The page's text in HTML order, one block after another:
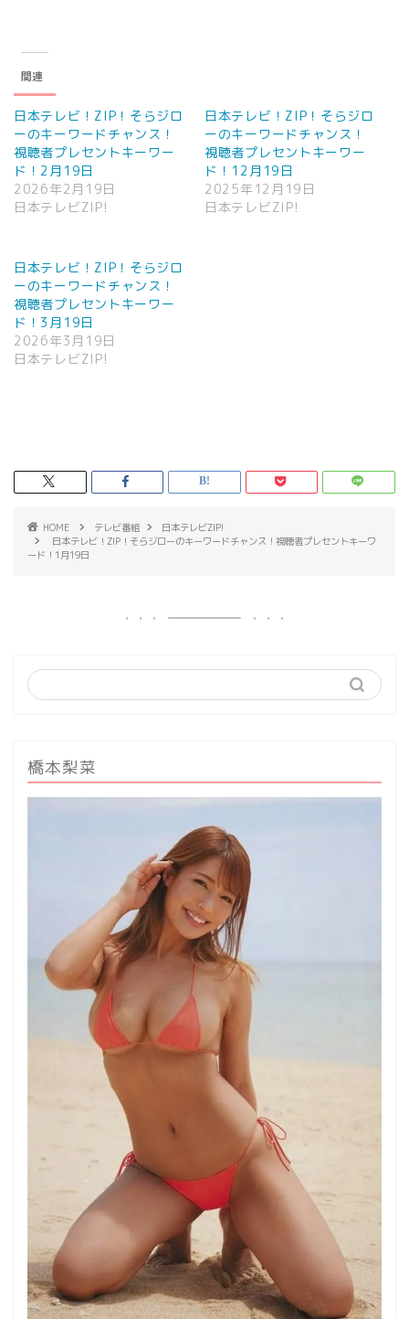
関連
日本テレビ！ZIP！そらジロ
ーのキーワードチャンス！
視聴者プレセントキーワー
ド！2月19日
2026年2月19日
日本テレビZIP!
日本テレビ！ZIP！そらジロ
ーのキーワードチャンス！
視聴者プレセントキーワー
ド！12月19日
2025年12月19日
日本テレビZIP!
日本テレビ！ZIP！そらジロ
ーのキーワードチャンス！
視聴者プレセントキーワー
ド！3月19日
2026年3月19日
日本テレビZIP!
HOME テレビ番組
日本テレビZIP!
日本テレビ！ZIP！そらジローのキーワードチャンス！視聴者プレセントキーワ
ード！1月19日
橋本梨菜